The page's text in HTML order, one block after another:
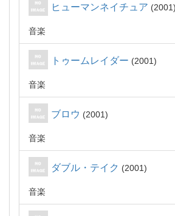
ヒューマンネイチュア 2001
音楽
トゥームレイダー 2001
音楽
ブロウ 2001
音楽
ダブル・テイク 2001
音楽